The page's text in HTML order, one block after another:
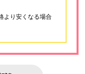
より安くなる場合